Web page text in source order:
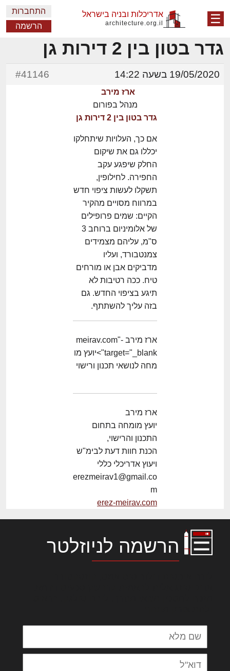
☰ אדריכלות ובניה בישראל
architecture.org.il
התחברות
הרשמה
גדר בטון בין 2 דירות גן
19/05/2020 בשעה 14:22 #41146
ארז מירב
מנהל בפורום
גדר בטון בין 2 דירות גן
אם כך, העלויות שיתחלקו
יכללו גם את שיקום
החלק שיפגע עקב
החפירה. לחילופין,
תשקלו לעשות ציפוי חדש
במרווח מסויים מהקיר
הקיים: שמים פרופילים
של אלומיניום ברוחב 3
ס"מ, עליהם מצמידים
צמנטבורד, ועליו
מדביקים אבן או מורחים
טיח. ככה רטיבות לא
תיגע בציפוי החדש. גם
בזה עליך להשתתף.
ארז מירב -meirav.com"
target="_blank">יועץ מו
מחה לנושאי תכנון ורישוי
ארז מירב
יועץ מומחה בתחום
התכנון והרישוי,
הכנת חוות דעת לבימ"ש
ויעוץ אדריכלי כללי
erezmeirav1@gmail.co
m
erez-meirav.com
הרשמה לניוזלטר